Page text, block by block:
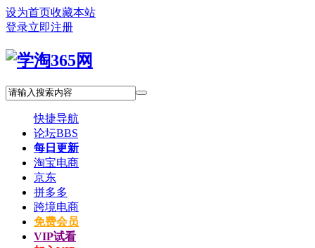
设为首页收藏本站
登录立即注册
快捷导航
论坛BBS
每日更新
淘宝电商
京东
拼多多
跨境电商
免费会员
VIP试看